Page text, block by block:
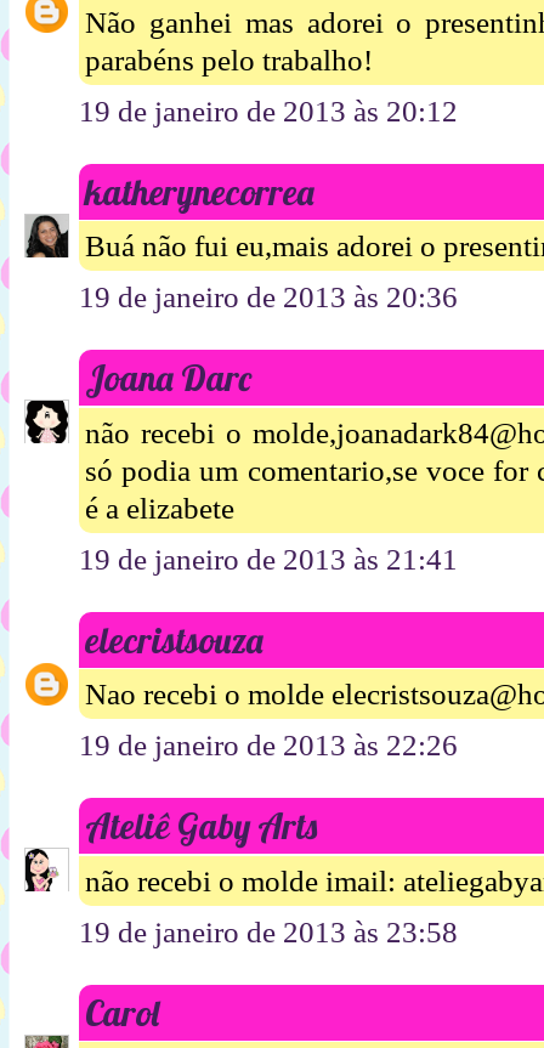
Não ganhei mas adorei o
parabéns pelo trabalho!
19 de janeiro de 2013 às 20:12
katherynecorrea
Buá não fui eu,mais adorei o
19 de janeiro de 2013 às 20:36
Joana Darc
não recebi o
só podia um comentario,se voce for
é a elizabete
19 de janeiro de 2013 às 21:41
elecristsouza
Nao recebi o molde
19 de janeiro de 2013 às 22:26
Ateliê Gaby Arts
não recebi o molde imail:
19 de janeiro de 2013 às 23:58
Carol